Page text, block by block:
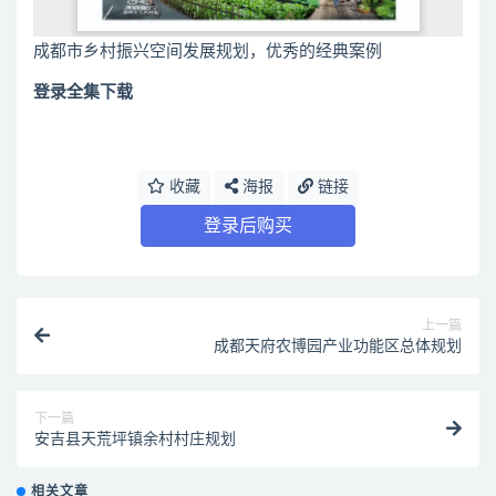
成都市乡村振兴空间发展规划，优秀的经典案例
登录全集下载
收藏 海报 链接
登录后购买
上一篇
成都天府农博园产业功能区总体规划
下一篇
安吉县天荒坪镇余村村庄规划
相关文章